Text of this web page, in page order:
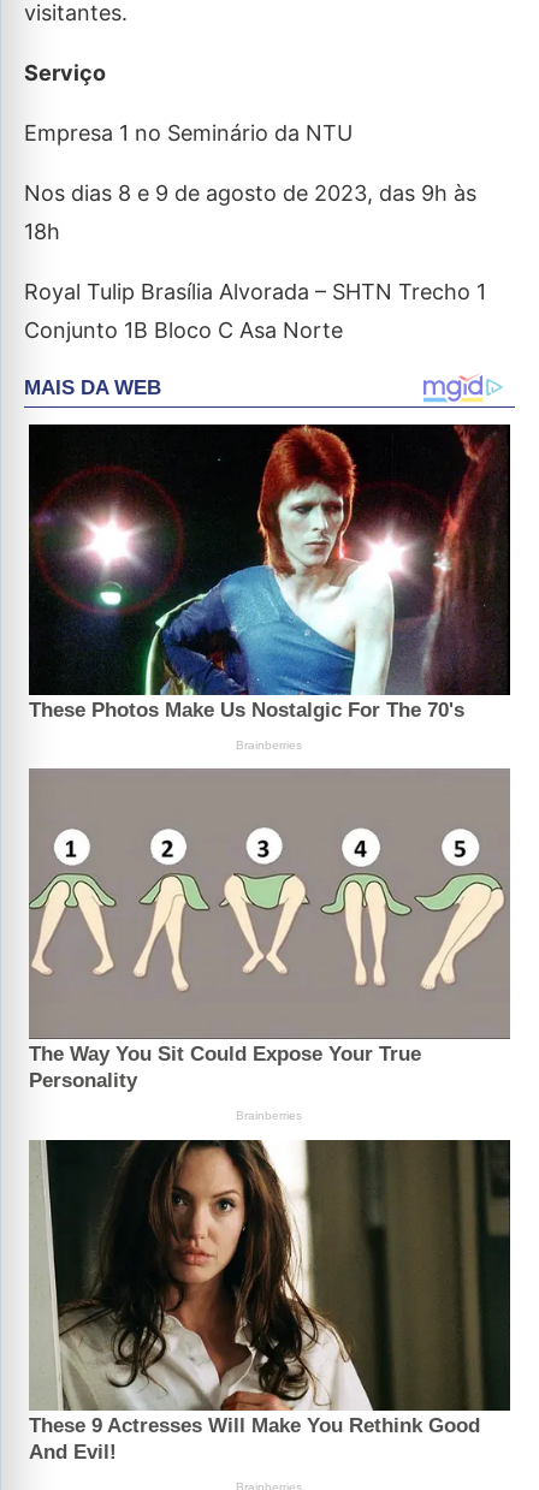
visitantes.
Serviço
Empresa 1 no Seminário da NTU
Nos dias 8 e 9 de agosto de 2023, das 9h às
18h
Royal Tulip Brasília Alvorada – SHTN Trecho 1
Conjunto 1B Bloco C Asa Norte